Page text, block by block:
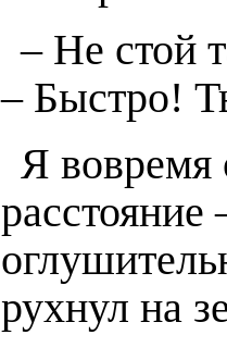
– Не стой
– Быстро!
Я вовремя
расстояние
рухнул на